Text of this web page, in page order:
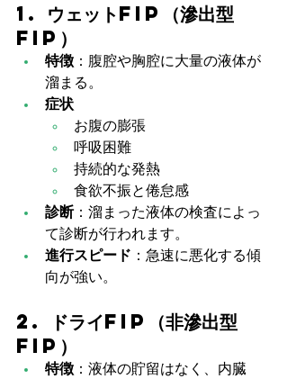
1. ウェットFIP（滲出型
FIP）
特徴 ：腹腔や胸腔に大量の液体が
溜まる。
症状
お腹の膨張
呼吸困難
持続的な発熱
食欲不振と倦怠感
診断：溜まった液体の検査によっ
て診断が行われます。
進行スピード ：急速に悪化する傾
向が強い。
2. ドライFIP（非滲出型
FIP）
特徴 ：液体の貯留はなく、内臓